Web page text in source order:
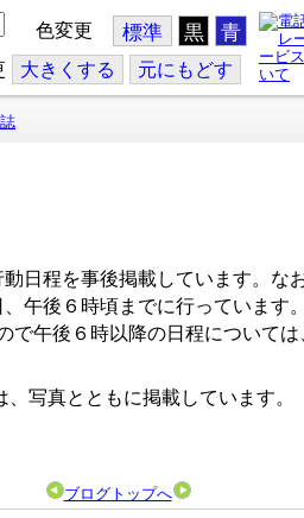
色変更 標準 黒 青
大きくする 元にもどす
日程を事後掲載しています。な
午後６時頃までに行っています。
で午後６時以降の日程については
写真とともに掲載しています。
ブログトップへ